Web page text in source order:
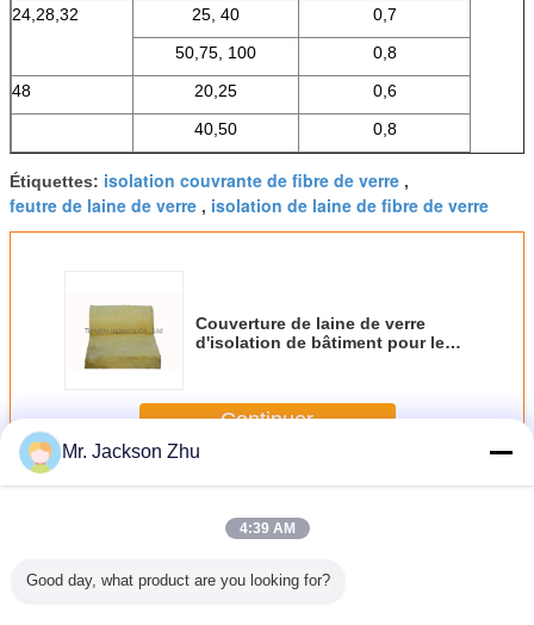
24,28,32
25, 40
0,7
50,75, 100
0,8
48
20,25
0,6
40,50
0,8
Étiquettes: isolation couvrante de fibre de verre ,
feutre de laine de verre , isolation de laine de fibre de verre
Couverture de laine de verre
d'isolation de bâtiment pour les
Continuer
PlusCouverture de laine de verre
Mr. Jackson Zhu
4:39 AM
Good day, what product are you looking for?